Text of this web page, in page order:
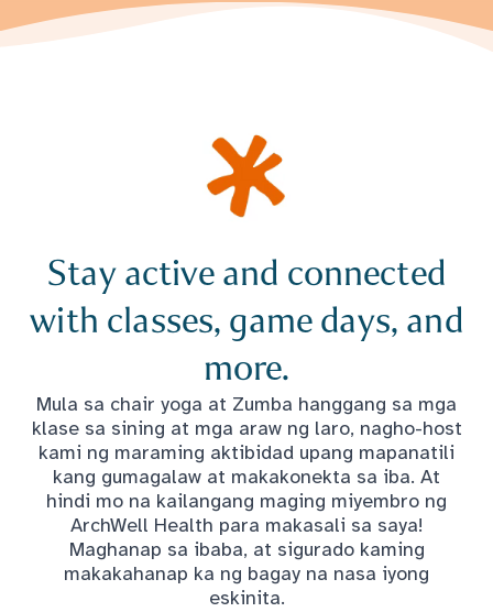
Stay active and connected
with classes, game days, and
more.
Mula sa chair yoga at Zumba hanggang sa mga
klase sa sining at mga araw ng laro, nagho-host
kami ng maraming aktibidad upang mapanatili
kang gumagalaw at makakonekta sa iba. At
hindi mo na kailangang maging miyembro ng
ArchWell Health para makasali sa saya!
Maghanap sa ibaba, at sigurado kaming
makakahanap ka ng bagay na nasa iyong
eskinita.